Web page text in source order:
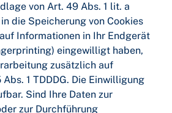
von Art. 49 Abs. 1 lit. a
die Speicherung von Cookies
Informationen in Ihr Endgerät
eingewilligt haben,
zusätzlich auf
1 TDDDG. Die Einwilligung
Sind Ihre Daten zur
zur Durchführung